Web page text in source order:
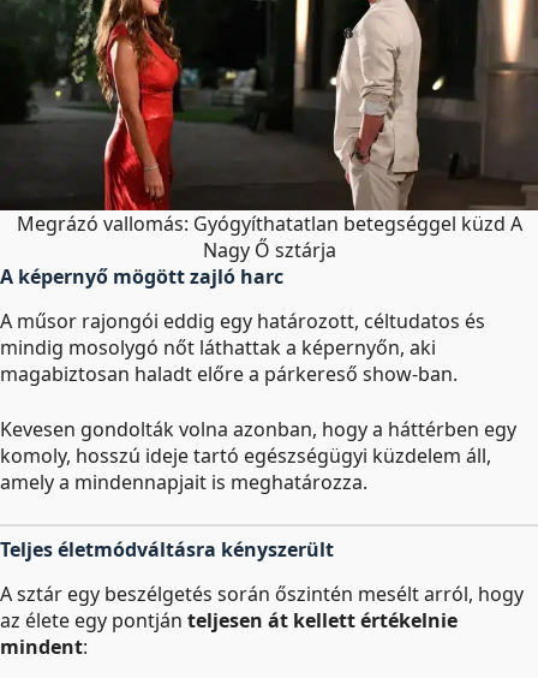
Megrázó vallomás: Gyógyíthatatlan betegséggel küzd A
Nagy Ő sztárja
A képernyő mögött zajló harc
A műsor rajongói eddig egy határozott, céltudatos és
mindig mosolygó nőt láthattak a képernyőn, aki
magabiztosan haladt előre a párkereső show-ban.
Kevesen gondolták volna azonban, hogy a háttérben egy
komoly, hosszú ideje tartó egészségügyi küzdelem áll,
amely a mindennapjait is meghatározza.
Teljes életmódváltásra kényszerült
A sztár egy beszélgetés során őszintén mesélt arról, hogy
az élete egy pontján teljesen át kellett értékelnie
mindent: